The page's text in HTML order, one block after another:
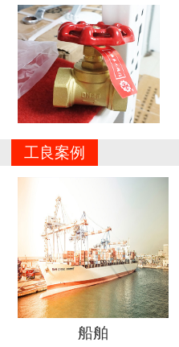
工良案例
船舶